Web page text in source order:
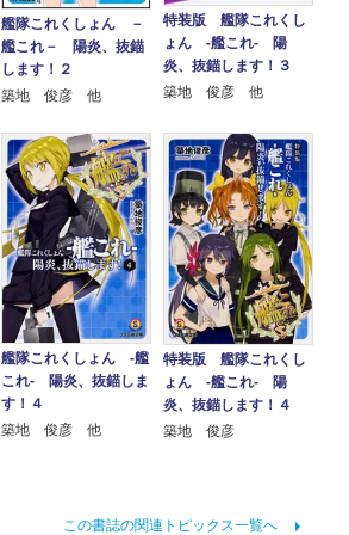
艦隊これくしょん －
艦これ－ 陽炎、抜錨
します！２
築地 俊彦 他
特装版 艦隊これくし
ょん ‐艦これ‐ 陽
炎、抜錨します！３
築地 俊彦 他
艦隊これくしょん ‐艦
これ‐ 陽炎、抜錨しま
す！４
築地 俊彦 他
特装版 艦隊これくし
ょん ‐艦これ‐ 陽
炎、抜錨します！４
築地 俊彦
この書誌の関連トピックス一覧へ